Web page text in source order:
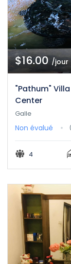
$16.00/jour
"Pathum"
Center
Galle
Non évalué
4